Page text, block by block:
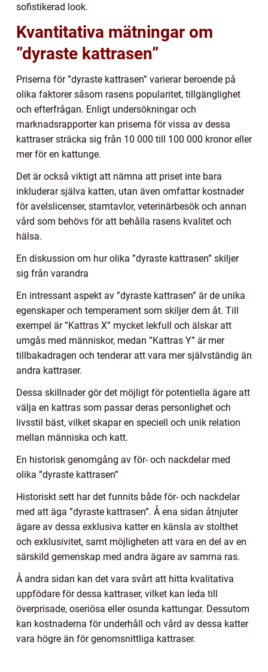
sofistikerad look.
Kvantitativa mätningar om
”dyraste kattrasen”
Priserna för ”dyraste kattrasen” varierar beroende på
olika faktorer såsom rasens popularitet, tillgänglighet
och efterfrågan. Enligt undersökningar och
marknadsrapporter kan priserna för vissa av dessa
kattraser sträcka sig från 10 000 till 100 000 kronor eller
mer för en kattunge.
Det är också viktigt att nämna att priset inte bara
inkluderar själva katten, utan även omfattar kostnader
för avelslicenser, stamtavlor, veterinärbesök och annan
vård som behövs för att behålla rasens kvalitet och
hälsa.
En diskussion om hur olika ”dyraste kattrasen” skiljer
sig från varandra
En intressant aspekt av ”dyraste kattrasen” är de unika
egenskaper och temperament som skiljer dem åt. Till
exempel är ”Kattras X” mycket lekfull och älskar att
umgås med människor, medan ”Kattras Y” är mer
tillbakadragen och tenderar att vara mer självständig än
andra kattraser.
Dessa skillnader gör det möjligt för potentiella ägare att
välja en kattras som passar deras personlighet och
livsstil bäst, vilket skapar en speciell och unik relation
mellan människa och katt.
En historisk genomgång av för- och nackdelar med
olika ”dyraste kattrasen”
Historiskt sett har det funnits både för- och nackdelar
med att äga ”dyraste kattrasen”. Å ena sidan åtnjuter
ägare av dessa exklusiva katter en känsla av stolthet
och exklusivitet, samt möjligheten att vara en del av en
särskild gemenskap med andra ägare av samma ras.
Å andra sidan kan det vara svårt att hitta kvalitativa
uppfödare för dessa kattraser, vilket kan leda till
överprisade, oseriösa eller osunda kattungar. Dessutom
kan kostnaderna för underhåll och vård av dessa katter
vara högre än för genomsnittliga kattraser.